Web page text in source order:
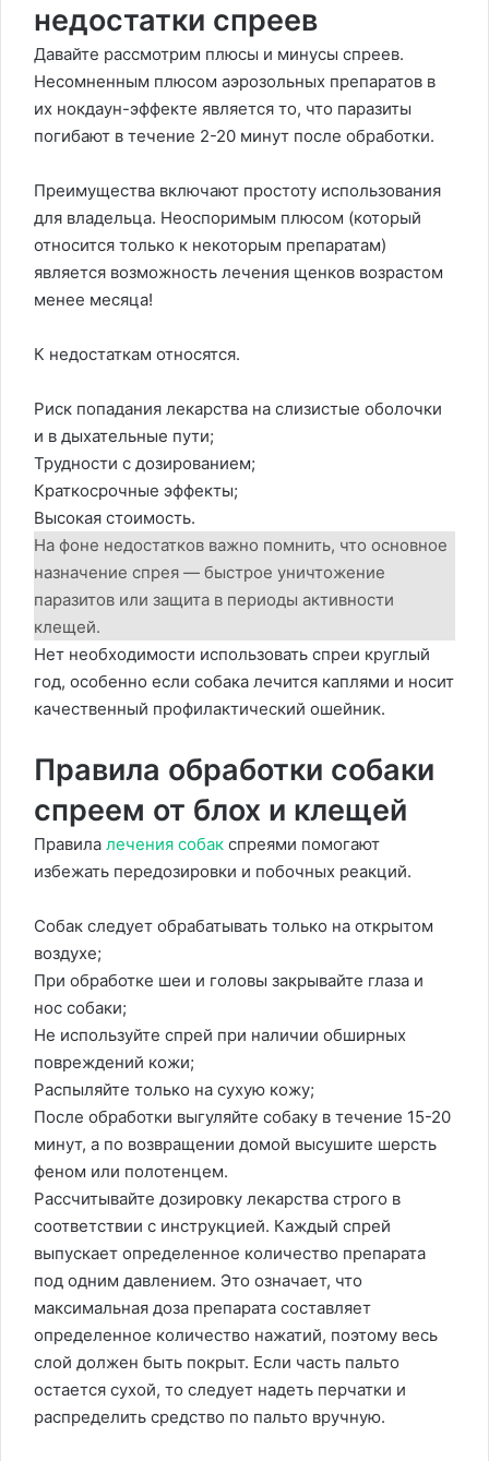
недостатки спреев
Давайте рассмотрим плюсы и минусы спреев.
Несомненным плюсом аэрозольных препаратов в
их нокдаун-эффекте является то, что паразиты
погибают в течение 2-20 минут после обработки.
Преимущества включают простоту использования
для владельца. Неоспоримым плюсом (который
относится только к некоторым препаратам)
является возможность лечения щенков возрастом
менее месяца!
К недостаткам относятся.
Риск попадания лекарства на слизистые оболочки
и в дыхательные пути;
Трудности с дозированием;
Краткосрочные эффекты;
Высокая стоимость.
На фоне недостатков важно помнить, что основное
назначение спрея — быстрое уничтожение
паразитов или защита в периоды активности
клещей.
Нет необходимости использовать спреи круглый
год, особенно если собака лечится каплями и носит
качественный профилактический ошейник.
Правила обработки собаки
спреем от блох и клещей
Правила лечения собак спреями помогают
избежать передозировки и побочных реакций.
Собак следует обрабатывать только на открытом
воздухе;
При обработке шеи и головы закрывайте глаза и
нос собаки;
Не используйте спрей при наличии обширных
повреждений кожи;
Распыляйте только на сухую кожу;
После обработки выгуляйте собаку в течение 15-20
минут, а по возвращении домой высушите шерсть
феном или полотенцем.
Рассчитывайте дозировку лекарства строго в
соответствии с инструкцией. Каждый спрей
выпускает определенное количество препарата
под одним давлением. Это означает, что
максимальная доза препарата составляет
определенное количество нажатий, поэтому весь
слой должен быть покрыт. Если часть пальто
остается сухой, то следует надеть перчатки и
распределить средство по пальто вручную.